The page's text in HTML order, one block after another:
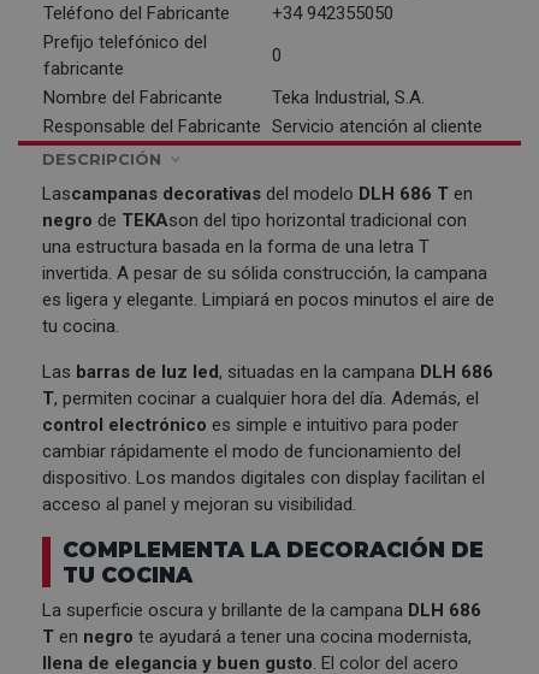
Teléfono del Fabricante
+34 942355050
Prefijo telefónico del
fabricante
0
Nombre del Fabricante
Teka Industrial, S.A.
Responsable del Fabricante Servicio atención al cliente
DESCRIPCIÓN
Lascampanas decorativas del modelo DLH 686 T en
negro de TEKAson del tipo horizontal tradicional con
una estructura basada en la forma de una letra T
invertida. A pesar de su sólida construcción, la campana
es ligera y elegante. Limpiará en pocos minutos el aire de
tu cocina.
Las barras de luz led, situadas en la campana DLH 686
T, permiten cocinar a cualquier hora del día. Además, el
control electrónico es simple e intuitivo para poder
cambiar rápidamente el modo de funcionamiento del
dispositivo. Los mandos digitales con display facilitan el
acceso al panel y mejoran su visibilidad.
COMPLEMENTA LA DECORACIÓN DE
TU COCINA
La superficie oscura y brillante de la campana DLH 686
T en negro te ayudará a tener una cocina modernista,
llena de elegancia y buen gusto . El color del acero